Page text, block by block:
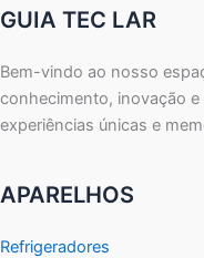
GUIA TEC LAR
Bem-vindo ao nosso
conhecimento, inovação
experiências únicas e
APARELHOS
Refrigeradores